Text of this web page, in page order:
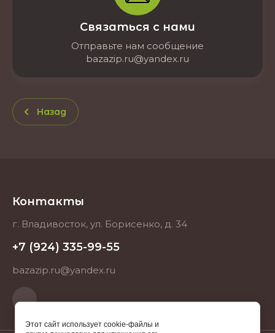
Связаться с нами
Отправьте нам сообщение
bazazip.ru@yandex.ru
Назад
Контакты
г. Владивосток, ул. Борисенко, д. 34
+7 (924) 335-99-55
bazazip.ru@yandex.ru
Этот сайт использует cookie-файлы и